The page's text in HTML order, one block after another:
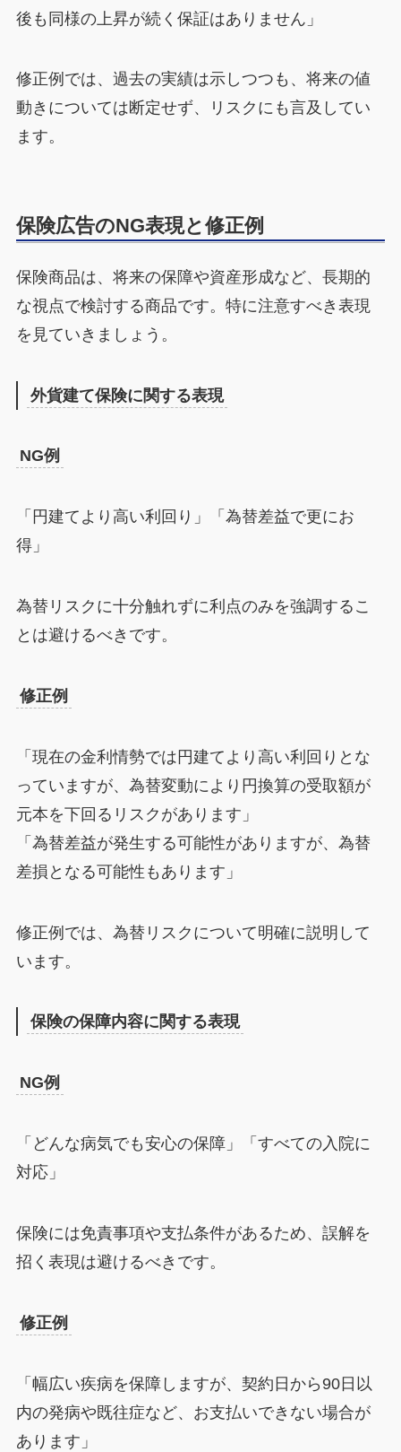
後も同様の上昇が続く保証はありません」
修正例では、過去の実績は示しつつも、将来の値
動きについては断定せず、リスクにも言及してい
ます。
保険広告のNG表現と修正例
保険商品は、将来の保障や資産形成など、長期的
な視点で検討する商品です。特に注意すべき表現
を見ていきましょう。
外貨建て保険に関する表現
NG例
「円建てより高い利回り」「為替差益で更にお
得」
為替リスクに十分触れずに利点のみを強調するこ
とは避けるべきです。
修正例
「現在の金利情勢では円建てより高い利回りとな
っていますが、為替変動により円換算の受取額が
元本を下回るリスクがあります」
「為替差益が発生する可能性がありますが、為替
差損となる可能性もあります」
修正例では、為替リスクについて明確に説明して
います。
保険の保障内容に関する表現
NG例
「どんな病気でも安心の保障」「すべての入院に
対応」
保険には免責事項や支払条件があるため、誤解を
招く表現は避けるべきです。
修正例
「幅広い疾病を保障しますが、契約日から90日以
内の発病や既往症など、お支払いできない場合が
あります」